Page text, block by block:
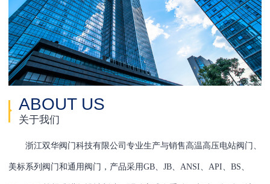
ABOUT US
关于我们
浙江双华阀门科技有限公司专业生产与销售高温高压电站阀门、
美标系列阀门和通用阀门，产品采用GB、JB、ANSI、API、BS、